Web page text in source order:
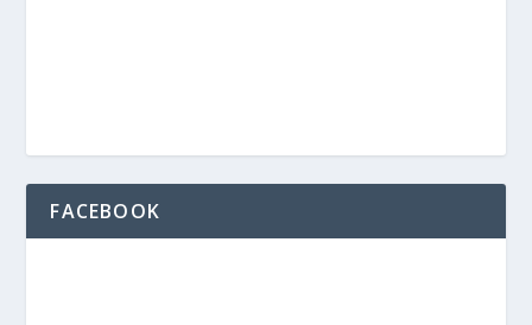
FACEBOOK